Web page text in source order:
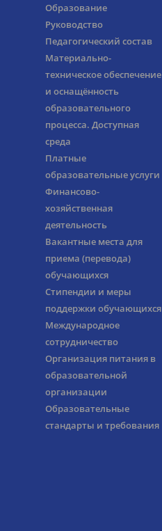
Образование
Руководство
Педагогический состав
Материально-
техническое обеспечение
и оснащённость
образовательного
процесса. Доступная
среда
Платные
образовательные услуги
Финансово-
хозяйственная
деятельность
Вакантные места для
приема (перевода)
обучающихся
Стипендии и меры
поддержки обучающихся
Международное
сотрудничество
Организация питания в
образовательной
организации
Образовательные
стандарты и требования